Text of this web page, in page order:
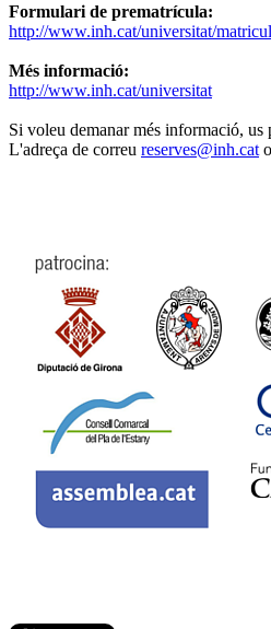
Formulari de prematrícula:
http://www.inh.cat/universitat/
Més informació:
http://www.inh.cat/universitat
Si voleu demanar més informació, us
L'adreça de correu reserves@inh.cat